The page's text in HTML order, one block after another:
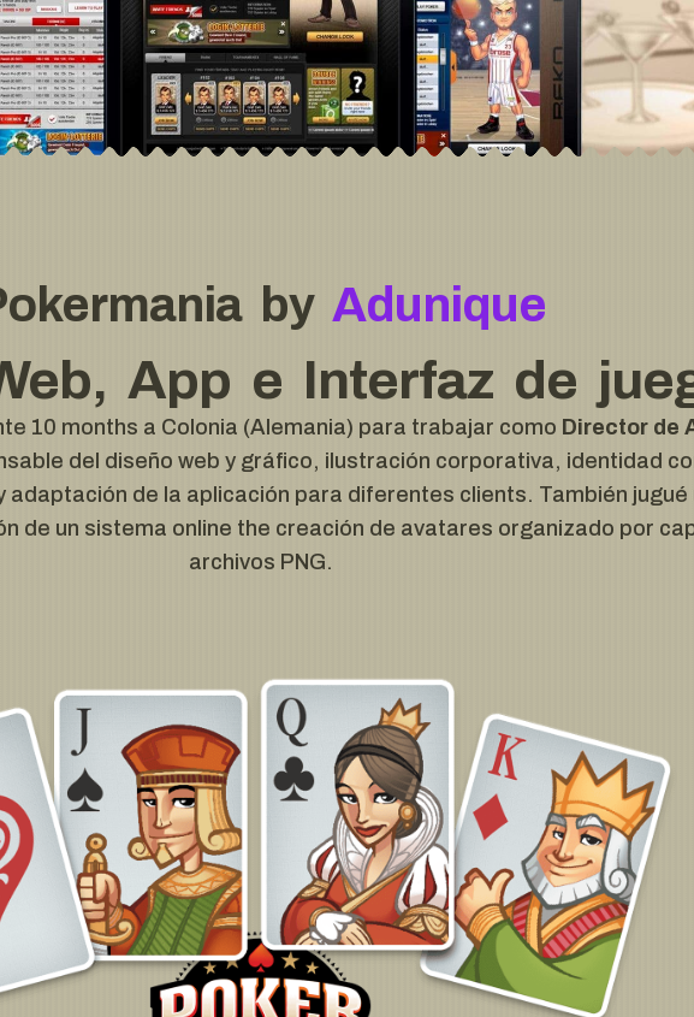
by Adunique
App e Interfaz de
10 months a Colonia (Alemania) para trabajar como Director de
del diseño web y gráfico, ilustración corporativa, identidad
adaptación de la aplicación para diferentes clients. También jugué
de un sistema online the creación de avatares organizado por
archivos PNG.